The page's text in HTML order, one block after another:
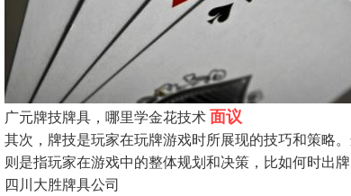
广元牌技牌具，哪里学金花技术面议
其次，牌技是玩家在玩牌游戏时所展现的技巧和策略
则是指玩家在游戏中的整体规划和决策，比如何时出
四川大胜牌具公司